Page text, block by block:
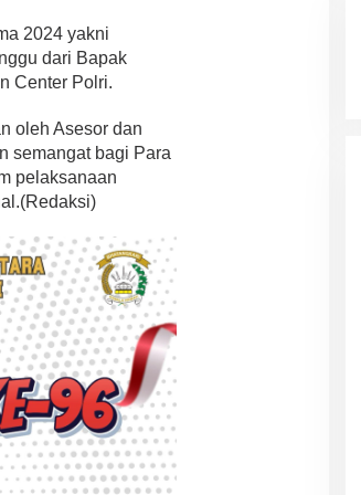
2024 yakni
dari Bapak
Center Polri.
oleh Asesor dan
semangat bagi Para
pelaksanaan